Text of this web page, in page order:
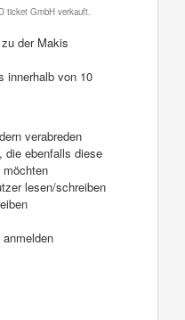
ticket GmbH verkauft.
der Makis
innerhalb von 10
verabreden
die ebenfalls diese
möchten
lesen/schreiben